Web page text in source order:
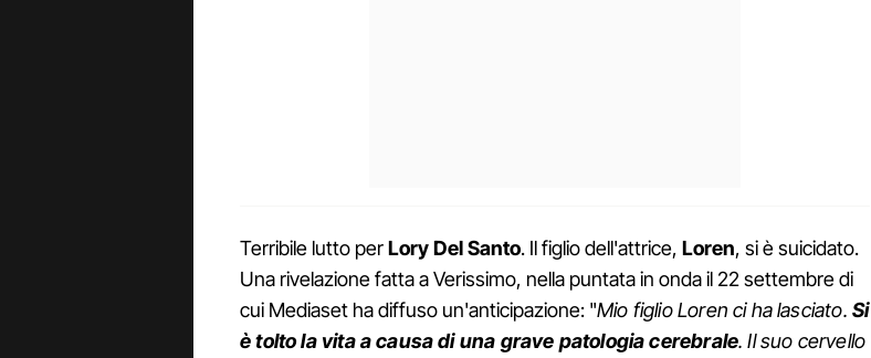
Terribile lutto perLory Del Santo. Il figlio dell'attrice, Loren, si è suicidato.
Una rivelazione fatta a Verissimo, nella puntata in onda il 22 settembre di
cui Mediaset ha diffuso un'anticipazione: "Mio figlio Loren ci ha lasciato. Si
è tolto la vita a causa di una grave patologia cerebrale. Il suo cervello